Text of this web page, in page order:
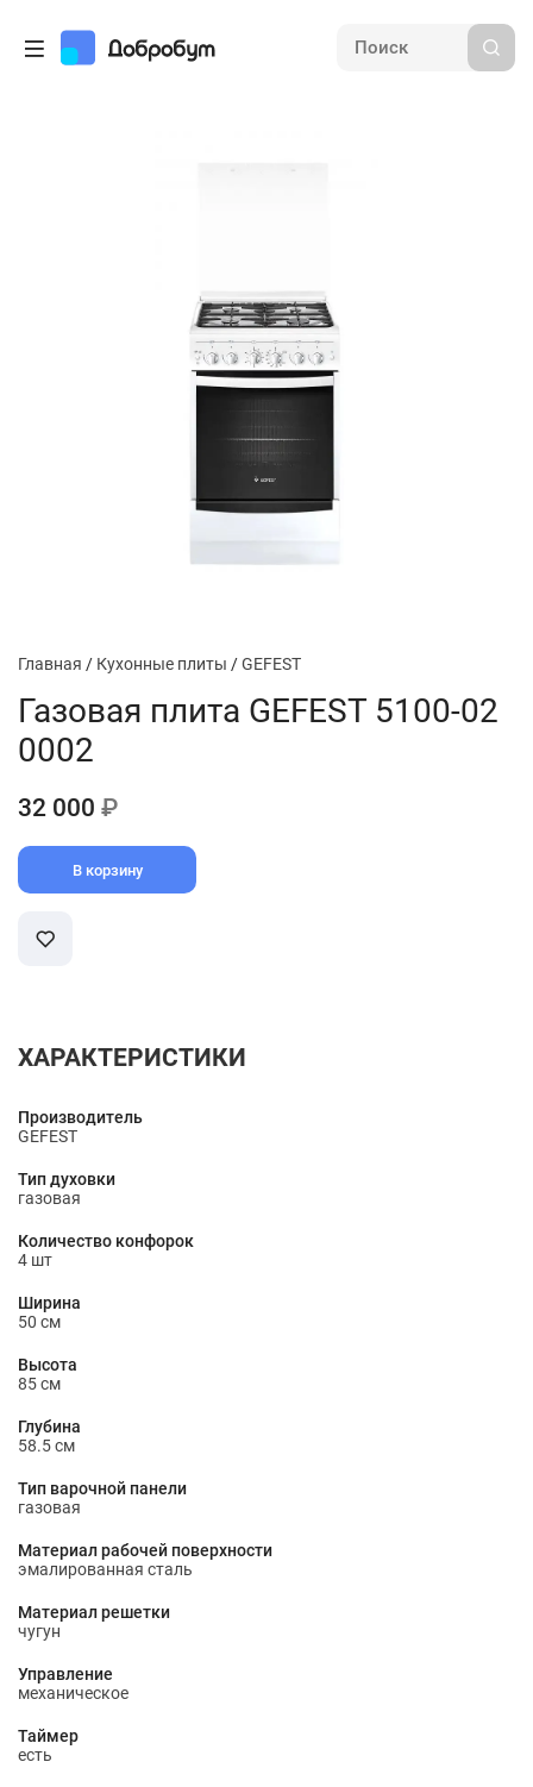
Главная / Кухонные плиты /GEFEST
Газовая плита GEFEST 5100-02
0002
32 000 ₽
В корзину
ХАРАКТЕРИСТИКИ
Производитель
GEFEST
Тип духовки
газовая
Количество конфорок
4 шт
Ширина
50 см
Высота
85 см
Глубина
58.5 см
Тип варочной панели
газовая
Материал рабочей поверхности
эмалированная сталь
Материал решетки
чугун
Управление
механическое
Таймер
есть